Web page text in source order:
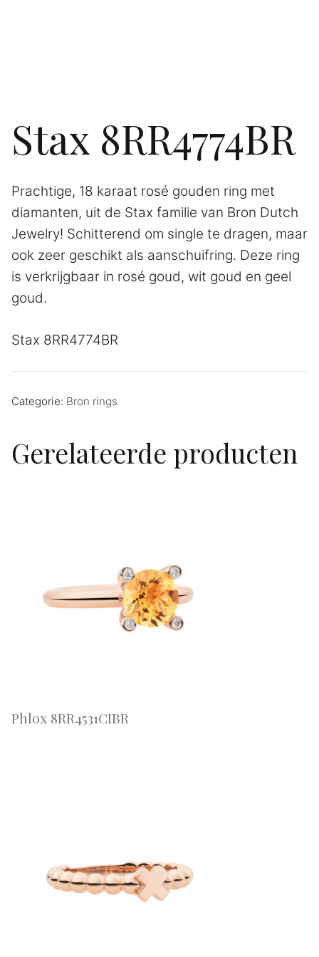
Stax 8RR4774BR
Prachtige, 18 karaat rosé gouden ring met
diamanten, uit de Stax familie van Bron Dutch
Jewelry! Schitterend om single te dragen, maar
ook zeer geschikt als aanschuifring. Deze ring
is verkrijgbaar in rosé goud, wit goud en geel
goud.
Stax 8RR4774BR
Categorie: Bron rings
Gerelateerde producten
Phlox 8RR4531CIBR